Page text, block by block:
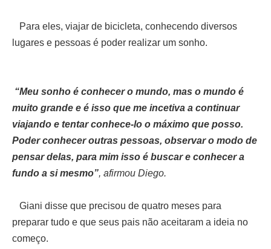
Para eles, viajar de bicicleta, conhecendo diversos
lugares e pessoas é poder realizar um sonho.
“Meu sonho é conhecer o mundo, mas o mundo é
muito grande e é isso que me incetiva a continuar
viajando e tentar conhece-lo o máximo que posso.
Poder conhecer outras pessoas, observar o modo de
pensar delas, para mim isso é buscar e conhecer a
fundo a si mesmo”, afirmou Diego.
Giani disse que precisou de quatro meses para
preparar tudo e que seus pais não aceitaram a ideia no
começo.